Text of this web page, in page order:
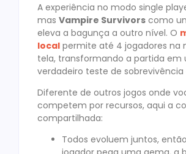
A experiência no modo single
mas Vampire Survivors como
eleva a bagunça a outro nível. O
local permite até 4 jogadores na
tela, transformando a partida em
verdadeiro teste de sobrevivência
Diferente de outros jogos onde
competem por recursos, aqui a
compartilhada:
Todos evoluem juntos,